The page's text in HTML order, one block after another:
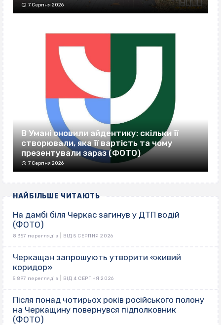
7 Серпня 2026
В Умані оновили айдентику: скільки її
створювали, яка її вартість та чому
презентували зараз (ФОТО)
7 Серпня 2026
НАЙБІЛЬШЕ ЧИТАЮТЬ
На дамбі біля Черкас загинув у ДТП водій
(ФОТО)
8 357 переглядів ВІД 5 СЕРПНЯ 2026
Черкащан запрошують утворити «живий
коридор»
5 897 переглядів ВІД 4 СЕРПНЯ 2026
Після понад чотирьох років російського полону
на Черкащину повернувся підполковник
(ФОТО)